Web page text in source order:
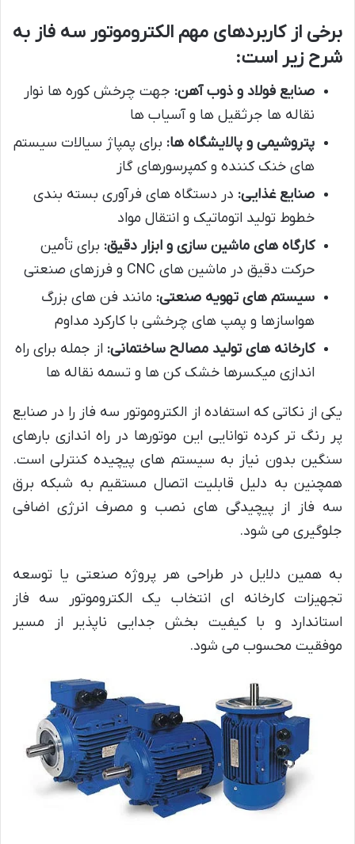
برخی از کاربردهای مهم الکتروموتور سه فاز به
شرح زیر است:
صنایع فولاد و ذوب آهن: جهت چرخش کوره ها نوار
نقاله ها جرثقیل ها و آسیاب ها
پتروشیمی و پالایشگاه ها: برای پمپاژ سیالات سیستم
های خنک کننده و کمپرسورهای گاز
صنایع غذایی: در دستگاه های فرآوری بسته بندی
خطوط تولید اتوماتیک و انتقال مواد
کارگاه های ماشین سازی و ابزار دقیق: برای تأمین
حرکت دقیق در ماشین های CNC و فرزهای صنعتی
سیستم های تهویه صنعتی: مانند فن های بزرگ
هواسازها و پمپ های چرخشی با کارکرد مداوم
کارخانه های تولید مصالح ساختمانی: از جمله برای راه
اندازی میکسرها خشک کن ها و تسمه نقاله ها
یکی از نکاتی که استفاده از الکتروموتور سه فاز را در صنایع
پر رنگ تر کرده توانایی این موتورها در راه اندازی بارهای
سنگین بدون نیاز به سیستم های پیچیده کنترلی است.
همچنین به دلیل قابلیت اتصال مستقیم به شبکه برق
سه فاز از پیچیدگی های نصب و مصرف انرژی اضافی
جلوگیری می شود.
به همین دلایل در طراحی هر پروژه صنعتی یا توسعه
تجهیزات کارخانه ای انتخاب یک الکتروموتور سه فاز
استاندارد و با کیفیت بخش جدایی ناپذیر از مسیر
موفقیت محسوب می شود.